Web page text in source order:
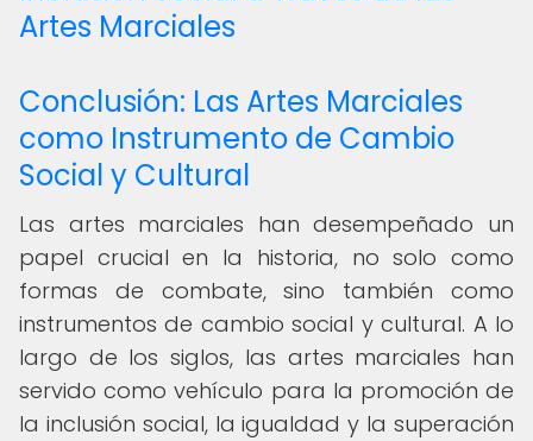
Artes Marciales
Conclusión: Las Artes Marciales
como Instrumento de Cambio
Social y Cultural
Las artes marciales han desempeñado un
papel crucial en la historia, no solo como
formas de combate, sino también como
instrumentos de cambio social y cultural. A lo
largo de los siglos, las artes marciales han
servido como vehículo para la promoción de
la inclusión social, la igualdad y la superación